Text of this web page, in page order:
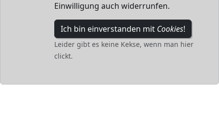
Einwilligung auch widerrunfen.
Ich bin einverstanden mit Cookies!
Leider gibt es keine Kekse, wenn man hier
clickt.